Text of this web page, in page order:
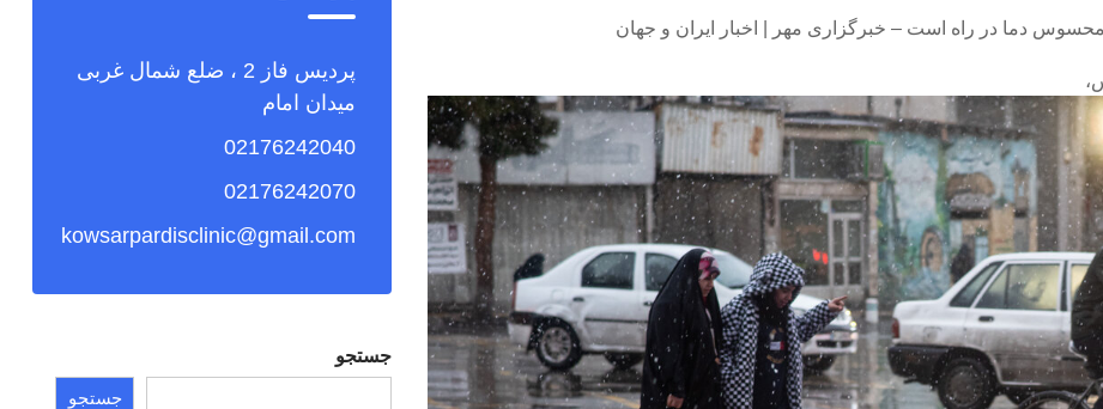
دما در راه است – خبرگزاری مهر | اخبار ایران و جهان
پردیس فاز 2 ، ضلع شمال غربی
میدان امام
02176242040
02176242070
kowsarpardisclinic@gmail.com
جستجو
جستجو